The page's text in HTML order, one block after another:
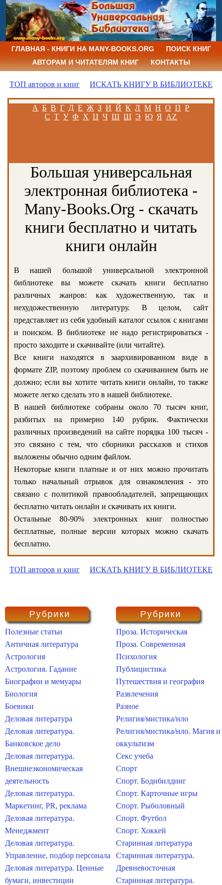
ГЛАВНАЯ - КНИГИ НА MANY-BOOKS.ORG
ПОИСК КНИГ
АВТОРАМ И ЧИТАТЕЛЯМ КНИГ
КОНТАКТЫ
ТОП авторов и книг ИСКАТЬ КНИГУ В БИБЛИОТЕКЕ
А Б В Г Д Е Ж З И Й К Л М Н О П Р
С Т У Ф Х Ц Ч Ш Щ Э Ю Я AZ
Большая универсальная
электронная библиотека -
Many-Books.Org - скачать
книги бесплатно и читать
книги онлайн
В нашей большой универсальной электронной
библиотеке вы можете скачать книги бесплатно
различных жанров: как художественную, так и
нехудожественную литературу. В целом, сайт
представляет из себя удобный каталог ссылок с книгами
и поиском. В библиотеке не надо регистрироваться -
просто заходите и скачивайте (или читайте).
Все книги находятся в заархивированном виде в
формате ZIP, поэтому проблем со скачиванием быть не
должно; если вы хотите читать книги онлайн, то также
можете легко сделать это в нашей библиотеке.
В нашей библиотеке собраны около 70 тысяч книг,
разбитых на примерно 140 рубрик. Фактически
различных произведений на сайте порядка 100 тысяч -
это связано с тем, что сборники рассказов и стихов
выложены обычно одним файлом.
Некоторые книги платные и от них можно прочитать
только начальный отрывок для ознакомления - это
связано с политикой правообладателей, запрещающих
бесплатно читать онлайн и скачивать их книги.
Остальные 80-90% электронных книг полностью
бесплатные, полные версии которых можно скачать
бесплатно.
ТОП авторов и книг ИСКАТЬ КНИГУ В БИБЛИОТЕКЕ
Рубрики
Полезные статьи
Античная литература
Астрология
Астрология. Гадание
Биографии и мемуары
Биология
Боевики
Деловая литература
Деловая литература.
Банковское дело
Деловая литература.
Внешнеэкономическая
деятельность
Деловая литература.
Маркетинг, PR, реклама
Деловая литература.
Менеджмент
Деловая литература.
Управление, подбор персонала
Деловая литература. Ценные
бумаги, инвестиции
Рубрики
Проза. Историческая
Проза. Современная
Психология
Публицистика
Путешествия и география
Развлечения
Разное
Религия/мистика/нло
Религия/мистика/нло. Магия и
оккультизм
Секс учеба
Спорт
Спорт. Бодибилдинг
Спорт. Карточные игры
Спорт. Рыболовный
Спорт. Футбол
Спорт. Хоккей
Старинная литература
Старинная литература.
Древневосточная
Старинная литература.